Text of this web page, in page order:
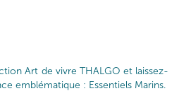
Art de vivre THALGO et laissez-
emblématique : Essentiels Marins.